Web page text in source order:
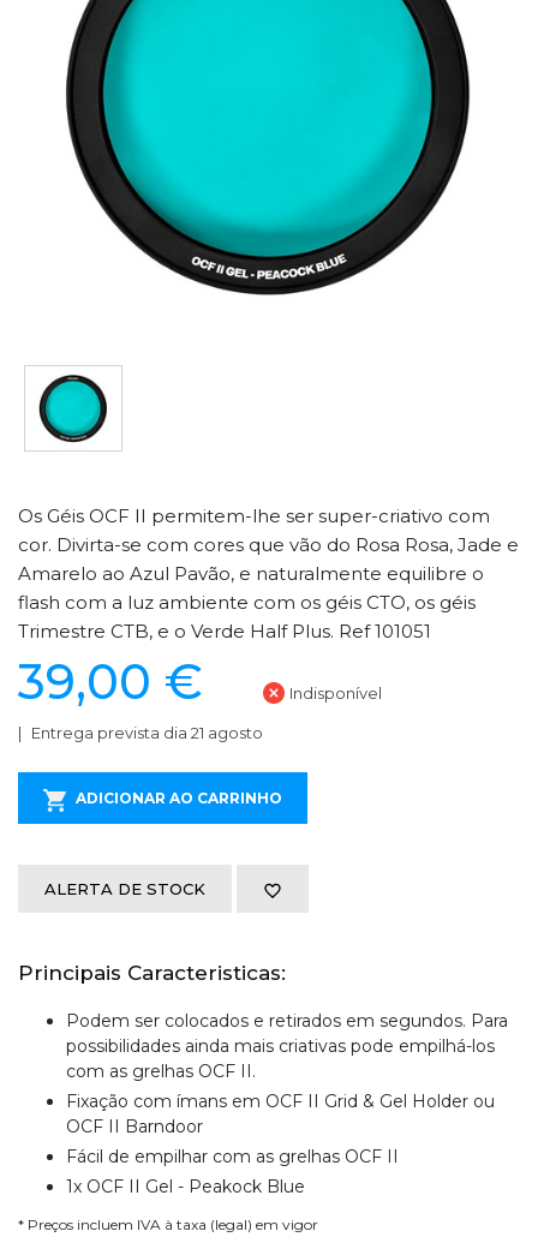
Os Géis OCF II permitem-lhe ser super-criativo com
cor. Divirta-se com cores que vão do Rosa Rosa, Jade e
Amarelo ao Azul Pavão, e naturalmente equilibre o
flash com a luz ambiente com os géis CTO, os géis
Trimestre CTB, e o Verde Half Plus. Ref 101051
39,00 € Indisponível
Entrega prevista dia 21 agosto
ADICIONAR AO CARRINHO
ALERTA DE STOCK
Principais Caracteristicas:
Podem ser colocados e retirados em segundos. Para
possibilidades ainda mais criativas pode empilhá-los
com as grelhas OCF II.
Fixação com ímans em OCF II Grid & Gel Holder ou
OCF II Barndoor
Fácil de empilhar com as grelhas OCF II
1x OCF II Gel - Peakock Blue
* Preços incluem IVA à taxa (legal) em vigor